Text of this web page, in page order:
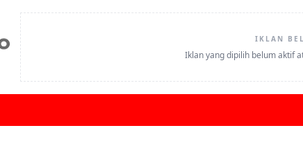
IKLAN
Iklan yang dipilih belum aktif